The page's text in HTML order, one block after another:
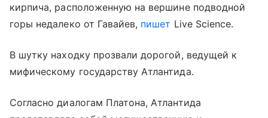
кирпича, расположенную на вершине подводной
горы недалеко от Гавайев, пишет Live Science.
В шутку находку прозвали дорогой, ведущей к
мифическому государству Атлантида.
Согласно диалогам Платона, Атлантида